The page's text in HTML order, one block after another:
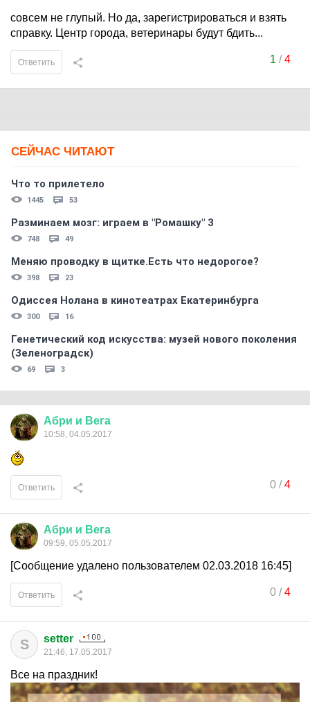
совсем не глупый. Но да, зарегистрироваться и взять
справку. Центр города, ветеринары будут бдить...
1 /4
Ответить
СЕЙЧАС ЧИТАЮТ
Что то прилетело
1445 53
Разминаем мозг: играем в "Ромашку" 3
748 49
Меняю проводку в щитке.Есть что недорогое?
398 23
Одиссея Нолана в кинотеатрах Екатеринбурга
300 16
Генетический код искусства: музей нового поколения
(Зеленоградск)
69 3
Абри и Вега
10:58, 04.05.2017
0/4
Ответить
Абри и Вега
09:59, 05.05.2017
[Сообщение удалено пользователем 02.03.2018 16:45]
0/4
Ответить
S setter
21:46, 17.05.2017
Все на праздник!